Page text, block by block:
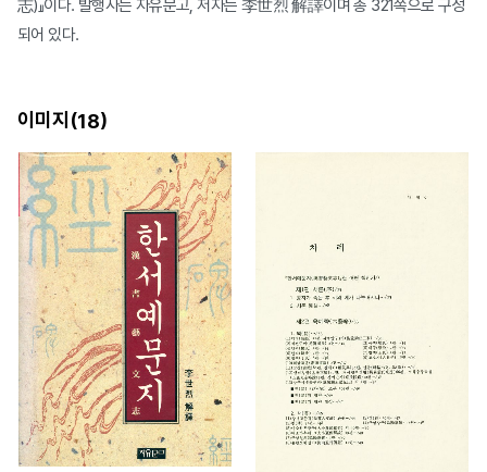
志)』이다. 발행사는 자유문고, 저자는 李世烈 解譯이며 총 321쪽으로 구성
되어 있다.
이미지(18)